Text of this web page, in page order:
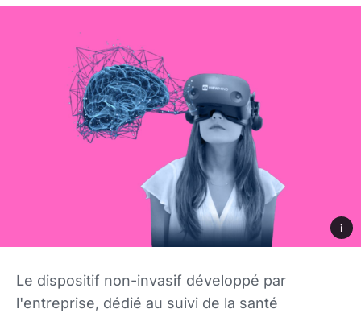
i
Le dispositif non-invasif développé par
l'entreprise, dédié au suivi de la santé